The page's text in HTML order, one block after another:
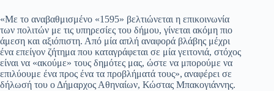
«Με το αναβαθμισμένο «1595» βελτιώνεται η επικοινωνία
των πολιτών με τις υπηρεσίες του δήμου, γίνεται ακόμη πιο
άμεση και αξιόπιστη. Από μία απλή αναφορά βλάβης μέχρι
ένα επείγον ζήτημα που καταγράφεται σε μία γειτονιά, στόχος
είναι να «ακούμε» τους δημότες μας, ώστε να μπορούμε να
επιλύουμε ένα προς ένα τα προβλήματά τους», αναφέρει σε
δήλωσή του ο Δήμαρχος Αθηναίων, Κώστας Μπακογιάννης.